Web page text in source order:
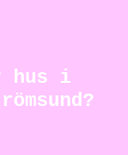
hus i